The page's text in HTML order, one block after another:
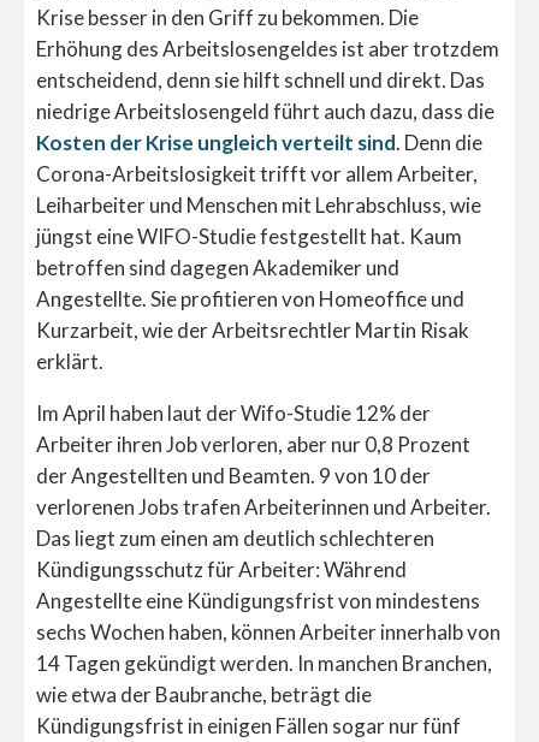
Krise besser in den Griff zu bekommen. Die
Erhöhung des Arbeitslosengeldes ist aber trotzdem
entscheidend, denn sie hilft schnell und direkt. Das
niedrige Arbeitslosengeld führt auch dazu, dass die
Kosten der Krise ungleich verteilt sind. Denn die
Corona-Arbeitslosigkeit trifft vor allem Arbeiter,
Leiharbeiter und Menschen mit Lehrabschluss, wie
jüngst eine WIFO-Studie festgestellt hat. Kaum
betroffen sind dagegen Akademiker und
Angestellte. Sie profitieren von Homeoffice und
Kurzarbeit, wie der Arbeitsrechtler Martin Risak
erklärt.
Im April haben laut der Wifo-Studie 12% der
Arbeiter ihren Job verloren, aber nur 0,8 Prozent
der Angestellten und Beamten. 9 von 10 der
verlorenen Jobs trafen Arbeiterinnen und Arbeiter.
Das liegt zum einen am deutlich schlechteren
Kündigungsschutz für Arbeiter: Während
Angestellte eine Kündigungsfrist von mindestens
sechs Wochen haben, können Arbeiter innerhalb von
14 Tagen gekündigt werden. In manchen Branchen,
wie etwa der Baubranche, beträgt die
Kündigungsfrist in einigen Fällen sogar nur fünf